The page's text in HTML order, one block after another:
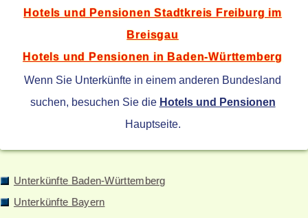
Hotels und Pensionen Stadtkreis Freiburg im
Breisgau
Hotels und Pensionen in Baden-Württemberg
Wenn Sie Unterkünfte in einem anderen Bundesland
suchen, besuchen Sie die Hotels und Pensionen
Hauptseite.
Unterkünfte Baden-Württemberg
Unterkünfte Bayern